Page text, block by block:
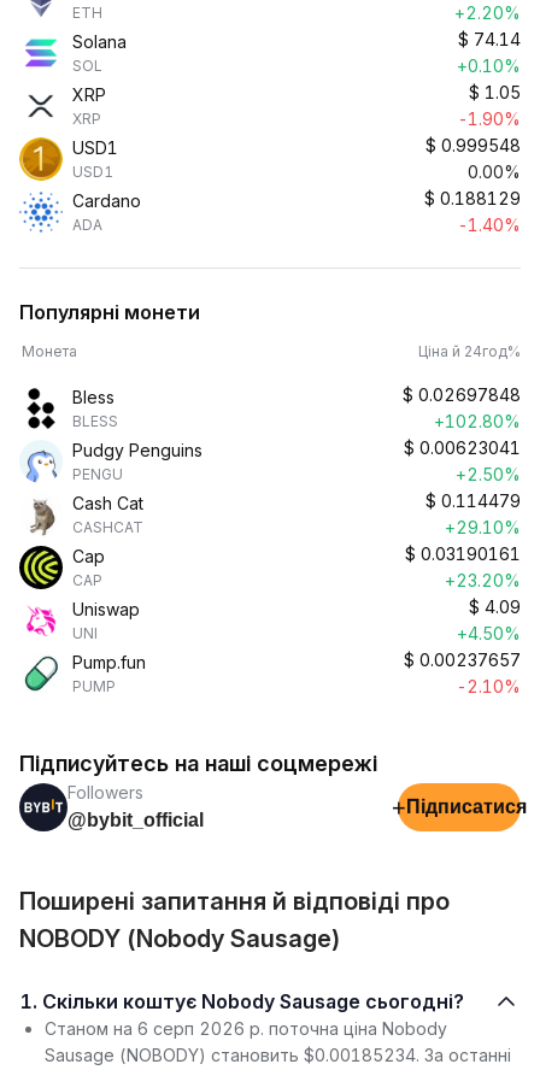
ETH
+2.20%
Solana
SOL
$ 74.14
+0.10%
XRP
XRP
$ 1.05
-1.90%
USD1
USD1
$ 0.999548
0.00%
Cardano
ADA
$ 0.188129
-1.40%
Популярні монети
Монета Ціна й 24год%
Bless
BLESS
$ 0.02697848
+102.80%
Pudgy Penguins
PENGU
$ 0.00623041
+2.50%
Cash Cat
CASHCAT
$ 0.114479
+29.10%
Cap
CAP
$ 0.03190161
+23.20%
Uniswap
UNI
$ 4.09
+4.50%
Pump.fun
PUMP
$ 0.00237657
-2.10%
Підписуйтесь на наші соцмережі
Followers
@bybit_official
+ Підписатися
Поширені запитання й відповіді про
NOBODY (Nobody Sausage)
1. Скільки коштує Nobody Sausage сьогодні?
Станом на 6 серп 2026 р. поточна ціна Nobody
Sausage (NOBODY) становить $0.00185234. За останні